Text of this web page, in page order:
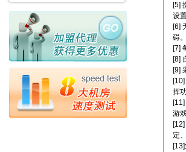
[5]
设
[6]
碍。
[7]
[8]
[9]
挥
游
定